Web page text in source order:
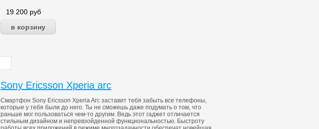
19 200 руб
Sony Ericsson Xperia arc
Смартфон Sony Ericsson Xperia Arc заставит тебя забыть все телефоны,
которые у тебя были до него. Ты не сможешь даже подумать о том, что
раньше мог пользоваться чем-то другим. Ведь этот гаджет отличается
стильным дизайном и непревзойденной функциональностью. Быстроту